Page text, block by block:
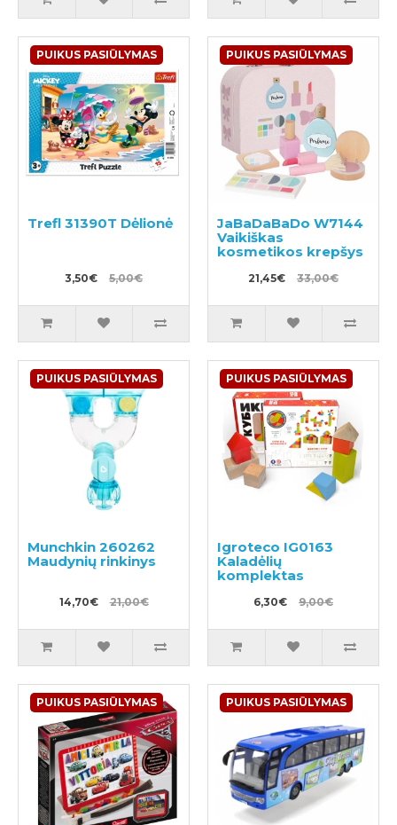
PUIKUS PASIŪLYMAS
Trefl 31390T Dėlionė
3,50€ 5,00€
PUIKUS PASIŪLYMAS
JaBaDaBaDo W7144
Vaikiškas
kosmetikos krepšys
21,45€ 33,00€
PUIKUS PASIŪLYMAS
Munchkin 260262
Maudynių rinkinys
14,70€ 21,00€
PUIKUS PASIŪLYMAS
Igroteco IG0163
Kaladėlių
komplektas
6,30€ 9,00€
PUIKUS PASIŪLYMAS PUIKUS PASIŪLYMAS